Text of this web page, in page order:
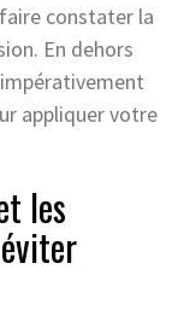
constater la
En dehors
appliquer votre
les